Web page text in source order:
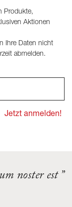
Produkte,
Aktionen
Ihre Daten nicht
abmelden.
noster est ”